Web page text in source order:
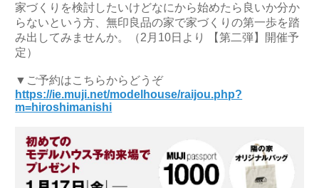
家づくりを検討したいけどなにから始めたら良いか分か
らないという方、無印良品の家で家づくりの第一歩を踏
み出してみませんか。（2月10日より 【第二弾】開催予
定）
▼ご予約はこちらからどうぞ
https://ie.muji.net/modelhouse/raijou.php?
m=hiroshimanishi